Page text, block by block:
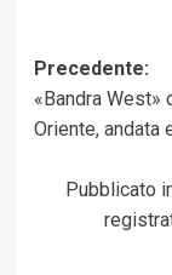
articolo
Precedente:
«Bandra West»
Oriente, andata
Pubblicato